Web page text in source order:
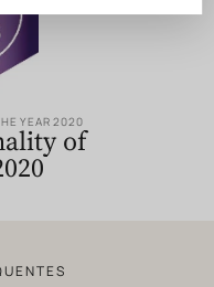
YEAR 2020
of